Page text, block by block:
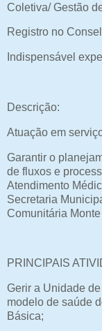
Coletiva/ Gestão
Registro no
Indispensável
Descrição:
Atuação em
Garantir o
de fluxos e
Atendimento
Secretaria
Comunitária Monte
PRINCIPAIS
Gerir a Unidade
modelo de saúde
Básica;